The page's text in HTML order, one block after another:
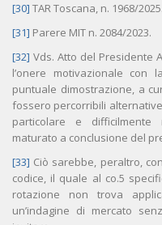
[30] TAR Toscana, n. 1968/2025.
[31] Parere MIT n. 2084/2023.
[32] Vds. Atto del Presidente
l’onere motivazionale con
puntuale dimostrazione, a
fossero percorribili
particolare e difficilmente
maturato a conclusione del
[33] Ciò sarebbe, peraltro,
codice, il quale al co.5
rotazione non trova
un’indagine di mercato